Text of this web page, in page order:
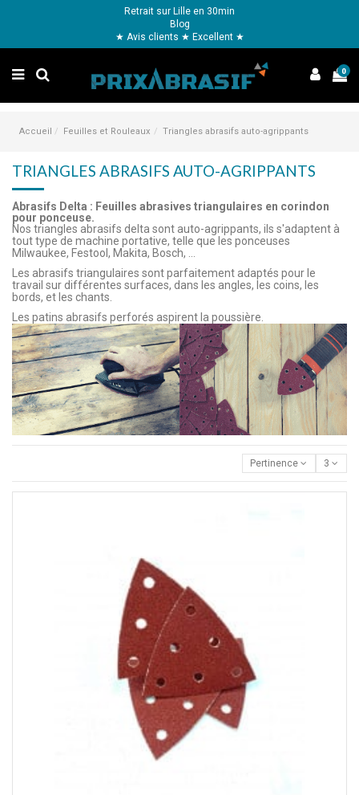
Retrait sur Lille en 30min
Blog
★ Avis clients ★ Excellent ★
0
Accueil Feuilles et Rouleaux Triangles abrasifs auto-agrippants
TRIANGLES ABRASIFS AUTO-AGRIPPANTS
Abrasifs Delta : Feuilles abrasives triangulaires en corindon
pour ponceuse.
Nos triangles abrasifs delta sont auto-agrippants, ils s'adaptent à
tout type de machine portative, telle que les ponceuses
Milwaukee, Festool, Makita, Bosch, ...
Les abrasifs triangulaires sont parfaitement adaptés pour le
travail sur différentes surfaces, dans les angles, les coins, les
bords, et les chants.
Les patins abrasifs perforés aspirent la poussière.
Pertinence 3